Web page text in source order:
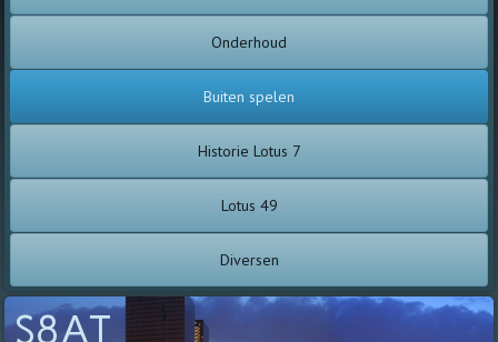
Onderhoud
Buiten spelen
Historie Lotus 7
Lotus 49
Diversen
S8AT